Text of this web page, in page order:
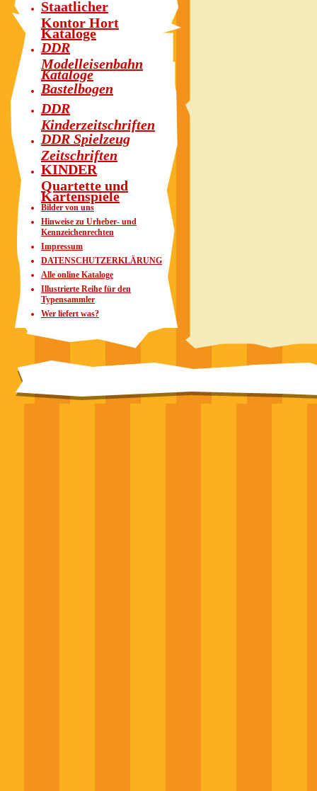
Staatlicher
Kontor Hort
Kataloge
DDR
Modelleisenbahn
Kataloge
Bastelbogen
DDR
Kinderzeitschriften
DDR Spielzeug
Zeitschriften
KINDER
Quartette und
Kartenspiele
Bilder von uns
Hinweise zu Urheber- und
Kennzeichenrechten
Impressum
DATENSCHUTZERKLÄRUNG
Alle online Kataloge
Illustrierte Reihe für den
Typensammler
Wer liefert was?